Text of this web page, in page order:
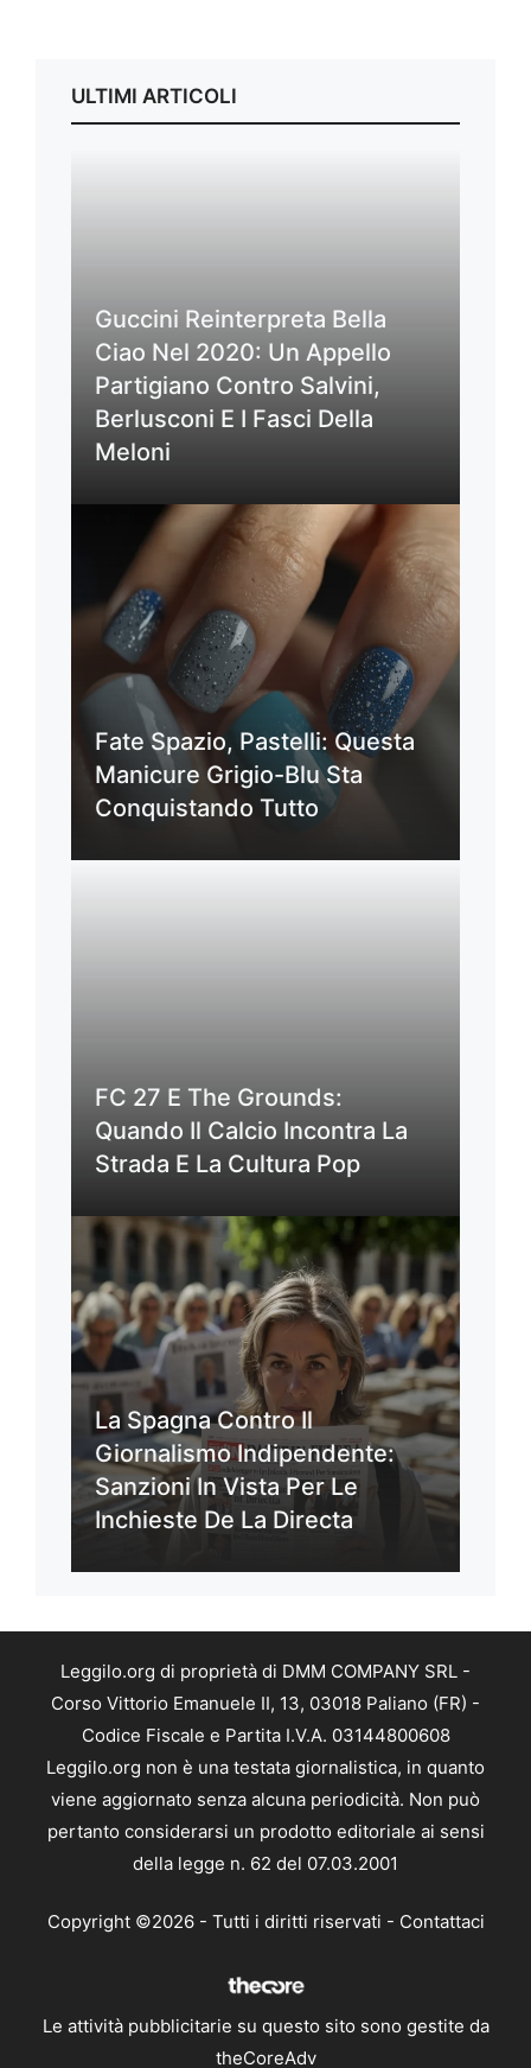
ULTIMI ARTICOLI
Guccini Reinterpreta Bella
Ciao Nel 2020: Un Appello
Partigiano Contro Salvini,
Berlusconi E I Fasci Della
Meloni
Fate Spazio, Pastelli: Questa
Manicure Grigio-Blu Sta
Conquistando Tutto
FC 27 E The Grounds:
Quando Il Calcio Incontra La
Strada E La Cultura Pop
La Spagna Contro Il
Giornalismo Indipendente:
Sanzioni In Vista Per Le
Inchieste De La Directa
Leggilo.org di proprietà di DMM COMPANY SRL -
Corso Vittorio Emanuele II, 13, 03018 Paliano (FR) -
Codice Fiscale e Partita I.V.A. 03144800608
Leggilo.org non è una testata giornalistica, in quanto
viene aggiornato senza alcuna periodicità. Non può
pertanto considerarsi un prodotto editoriale ai sensi
della legge n. 62 del 07.03.2001
Copyright ©2026 - Tutti i diritti riservati - Contattaci
Le attività pubblicitarie su questo sito sono gestite da
theCoreAdv